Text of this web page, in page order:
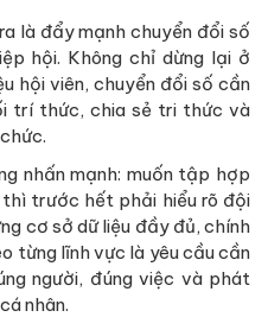
là đẩy mạnh chuyển đổi số
hội. Không chỉ dừng lại ở
hội viên, chuyển đổi số cần
trí thức, chia sẻ tri thức và
nhấn mạnh: muốn tập hợp
trước hết phải hiểu rõ đội
cơ sở dữ liệu đầy đủ, chính
từng lĩnh vực là yêu cầu cần
người, đúng việc và phát
nhân.